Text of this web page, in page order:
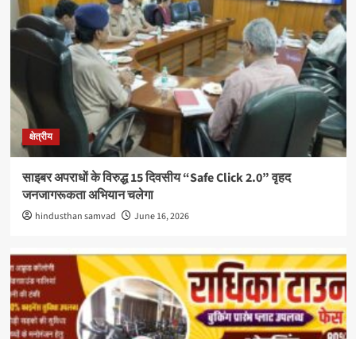
क्षेत्रीय
साइबर अपराधों के विरुद्ध 15 दिवसीय “Safe Click 2.0” वृहद
जनजागरूकता अभियान चलेगा
hindusthan samvad June 16, 2026